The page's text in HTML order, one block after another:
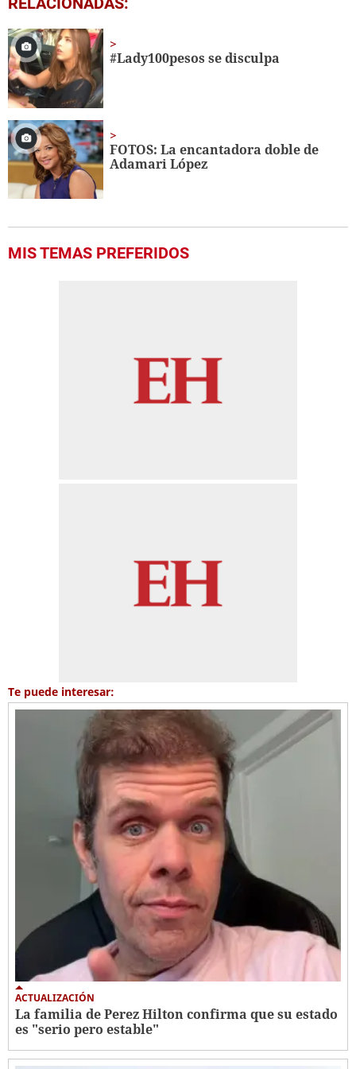
seconds
2
minutes,
1
second
#Lady100pesos se disculpa
FOTOS: La encantadora doble de
Adamari López
MIS TEMAS PREFERIDOS
Te puede interesar:
ACTUALIZACIÓN
La familia de Perez Hilton confirma que su estado
es "serio pero estable"